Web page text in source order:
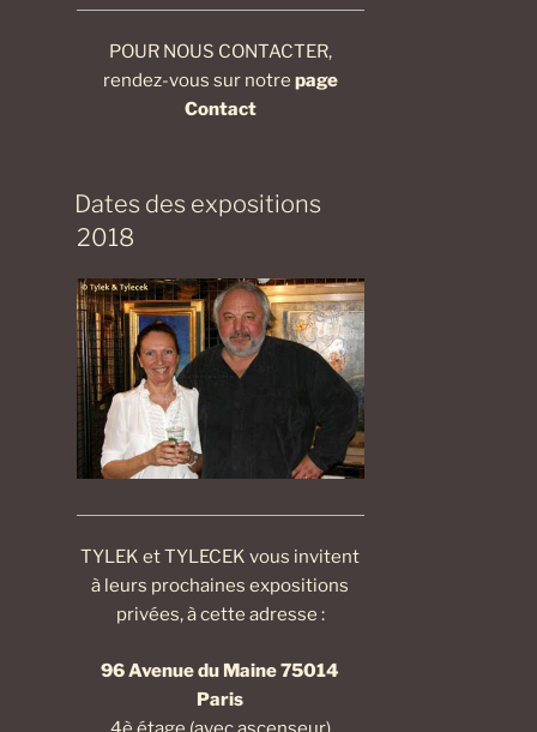
POUR NOUS CONTACTER,
rendez-vous sur notre page
Contact
Dates des expositions
2018
TYLEK et TYLECEK vous invitent
à leurs prochaines expositions
privées, à cette adresse :
96 Avenue du Maine 75014
Paris